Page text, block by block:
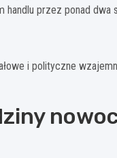
przez ponad dwa
i polityczne